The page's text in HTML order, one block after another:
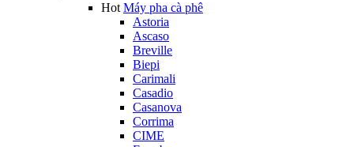
Hot Máy pha cà phê
Astoria
Ascaso
Breville
Biepi
Carimali
Casadio
Casanova
Corrima
CIME